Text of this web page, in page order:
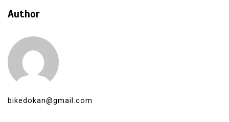
Author
bikedokan@gmail.com